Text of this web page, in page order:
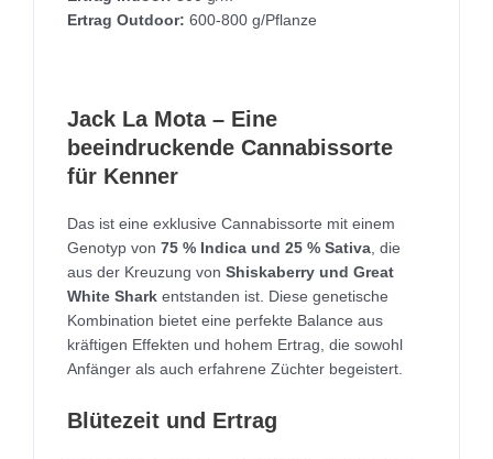
Ertrag Outdoor: 600-800 g/Pflanze
Jack La Mota – Eine
beeindruckende Cannabissorte
für Kenner
Das ist eine exklusive Cannabissorte mit einem
Genotyp von 75 % Indica und 25 % Sativa, die
aus der Kreuzung von Shiskaberry und Great
White Shark entstanden ist. Diese genetische
Kombination bietet eine perfekte Balance aus
kräftigen Effekten und hohem Ertrag, die sowohl
Anfänger als auch erfahrene Züchter begeistert.
Blütezeit und Ertrag